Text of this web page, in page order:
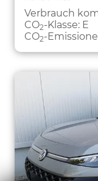
Verbrauch
CO2-Klasse: E
CO2-